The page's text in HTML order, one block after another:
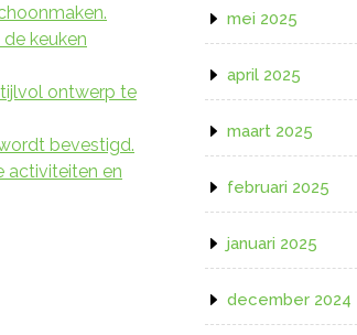
keuken
ontwerp te
bevestigd.
activiteiten en
mei 2025
april 2025
maart 2025
februari 2025
januari 2025
december 2024